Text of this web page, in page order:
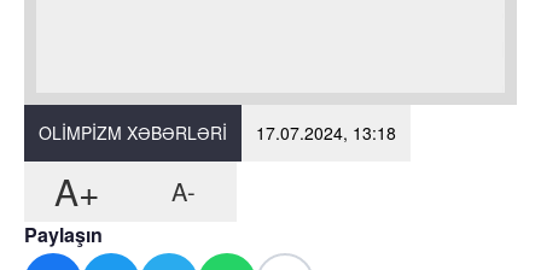
OLIMPIZM XƏBƏRLƏRI 17.07.2024, 13:18
A+ A-
Paylaşın